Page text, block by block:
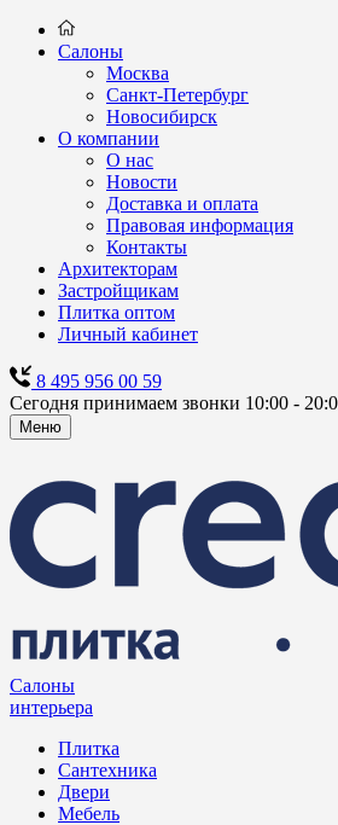
Салоны
Москва
Санкт-Петербург
Новосибирск
О компании
О нас
Новости
Доставка и оплата
Правовая информация
Контакты
Архитекторам
Застройщикам
Плитка оптом
Личный кабинет
8 495 956 00 59
Сегодня принимаем звонки 10:00 -
Меню
Салоны
интерьера
Плитка
Сантехника
Двери
Мебель